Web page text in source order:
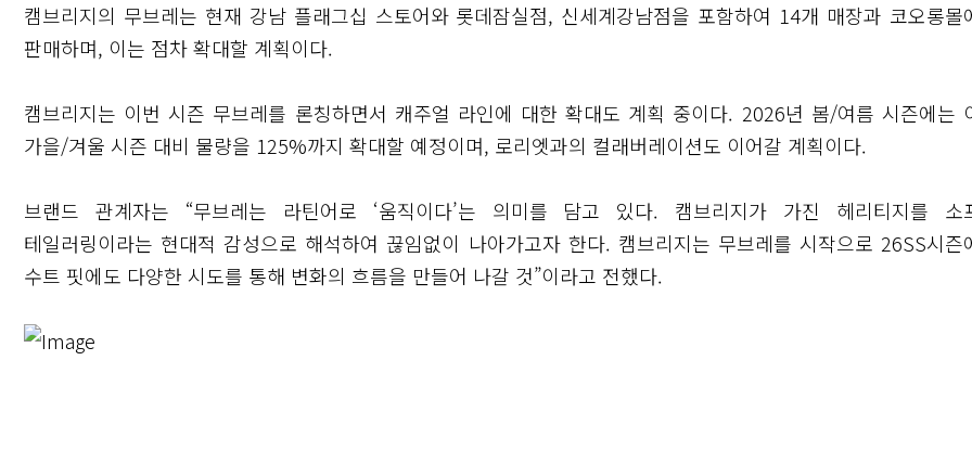
캠브리지의 무브레는 현재 강남 플래그십 스토어와 롯데잠실점, 신세계강남점을 포함하여 14개 매장과 코오롱몰
판매하며, 이는 점차 확대할 계획이다.
캠브리지는 이번 시즌 무브레를 론칭하면서 캐주얼 라인에 대한 확대도 계획 중이다. 2026년 봄/여름 시즌에는
가을/겨울 시즌 대비 물량을 125%까지 확대할 예정이며, 로리엣과의 컬래버레이션도 이어갈 계획이다.
브랜드 관계자는 “무브레는 라틴어로 ‘움직이다’는 의미를 담고 있다. 캠브리지가 가진 헤리티지를 소
테일러링이라는 현대적 감성으로 해석하여 끊임없이 나아가고자 한다. 캠브리지는 무브레를 시작으로 26SS시즌
수트 핏에도 다양한 시도를 통해 변화의 흐름을 만들어 나갈 것”이라고 전했다.